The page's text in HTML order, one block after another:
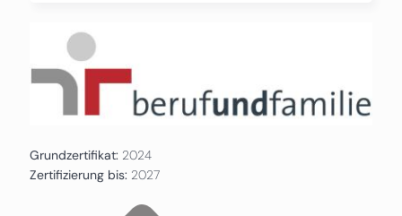
Grundzertifikat: 2024
Zertifizierung bis: 2027